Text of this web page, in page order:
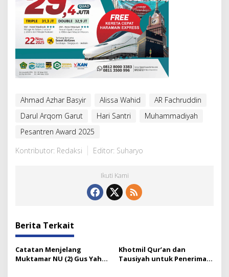
Ahmad Azhar Basyir Alissa Wahid
AR Fachruddin
Darul Arqom Garut
Hari Santri
Muhammadiyah
Pesantren Award 2025
Kontributor: Redaksi
Editor: Suharyo
Ikuti Kami
Berita Terkait
Catatan Menjelang
Muktamar NU (2) Gus Yahya
Khotmil Qur’an dan
Tausiyah untuk Penerima